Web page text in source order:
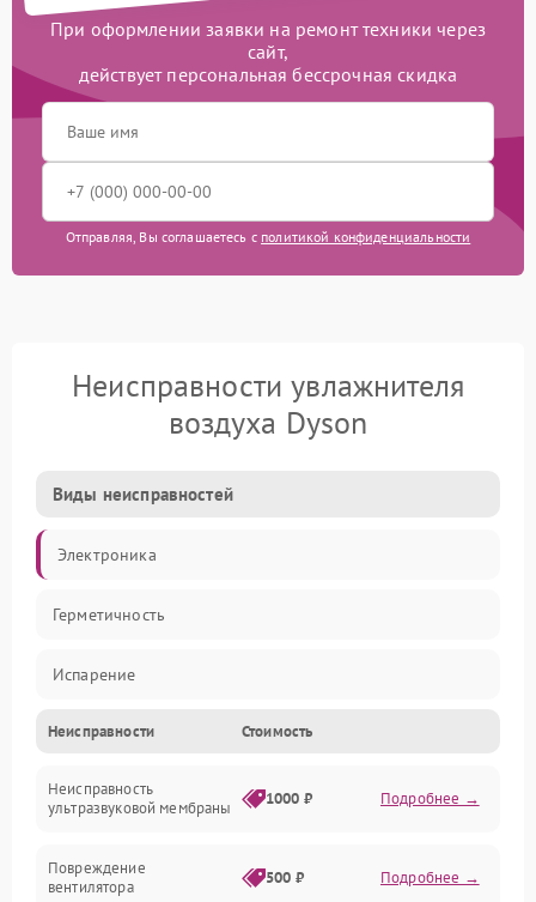
При оформлении заявки на ремонт техники через
сайт,
действует персональная бессрочная скидка
Отправляя, Вы соглашаетесь с политикой конфиденциальности
Неисправности увлажнителя
воздуха Dyson
Виды неисправностей
Электроника
Герметичность
Испарение
Водяной тракт
Механические повреждения
Неисправности Стоимость
Неисправность
ультразвуковой мембраны
1000 ₽ Подробнее →
Повреждение
вентилятора
500 ₽ Подробнее →